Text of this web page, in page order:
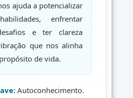
ajuda a potencializar
enfrentar
e ter clareza
que nos alinha
de vida.
Autoconhecimento.